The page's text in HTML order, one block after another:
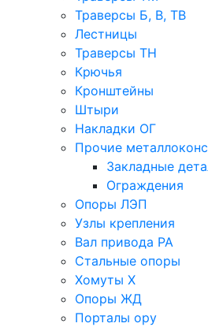
Траверсы Б, В, ТВ
Лестницы
Траверсы ТН
Крючья
Кронштейны
Штыри
Накладки ОГ
Прочие
Закладные
Ограждения
Опоры ЛЭП
Узлы крепления
Вал привода РА
Стальные опоры
Хомуты Х
Опоры ЖД
Порталы ору